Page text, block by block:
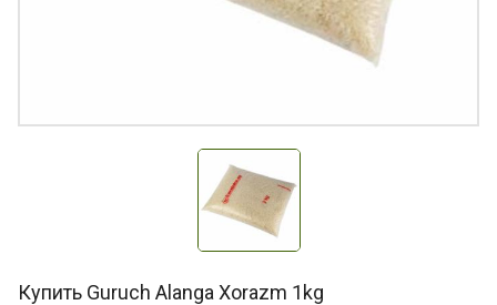
Купить Guruch Alanga Xorazm 1kg